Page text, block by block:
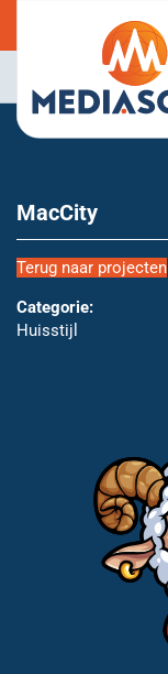
MacCity
Terug naar projecten
Categorie:
Huisstijl